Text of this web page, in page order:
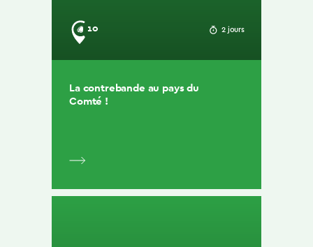
10 2 jours
La contrebande au pays du
Comté !